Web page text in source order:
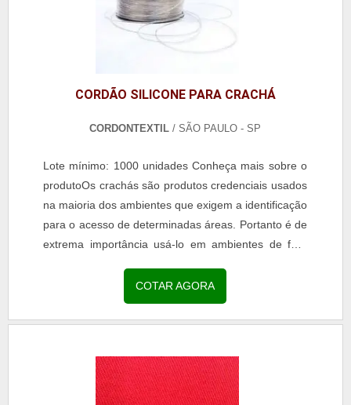
CORDÃO SILICONE PARA CRACHÁ
CORDONTEXTIL / SÃO PAULO - SP
Lote mínimo: 1000 unidades Conheça mais sobre o
produtoOs crachás são produtos credenciais usados
na maioria dos ambientes que exigem a identificação
para o acesso de determinadas áreas. Portanto é de
extrema importância usá-lo em ambientes de fácil
COTAR AGORA